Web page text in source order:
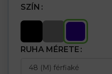
SZÍN
RUHA MÉRETE